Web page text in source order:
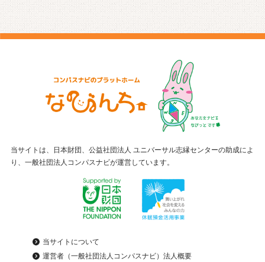
当サイトは、日本財団、公益社団法人 ユニバーサル志縁センターの助成によ
り、一般社団法人コンパスナビが運営しています。
当サイトについて
運営者（一般社団法人コンパスナビ）法人概要